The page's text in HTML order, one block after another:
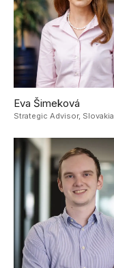
Eva Šimeková
Strategic Advisor, Slovakia